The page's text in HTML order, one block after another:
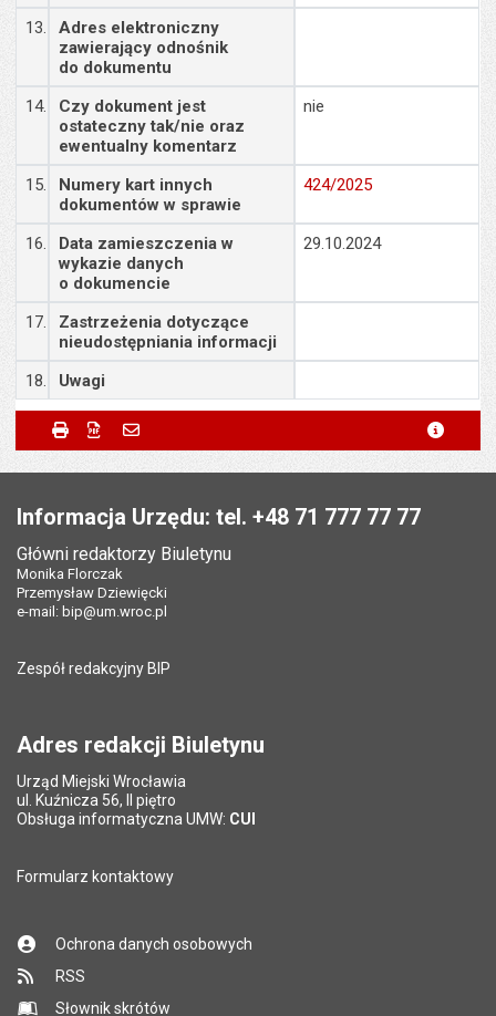
13.
Adres elektroniczny
zawierający odnośnik
do dokumentu
14.
Czy dokument jest
ostateczny tak/nie oraz
ewentualny komentarz
nie
15.
Numery kart innych
dokumentów w sprawie
424/2025
16.
Data zamieszczenia w
wykazie danych
o dokumencie
29.10.2024
17.
Zastrzeżenia dotyczące
nieudostępniania informacji
18.
Uwagi
Metryczka
Odpowiedzialny za treść:
Małgorzata Demianowicz
Liczba wyświetleń:
Powiadom znajomego
Powiadom znajomego
Twoje imię i nazwisko
Twój adres e-mail Pole wymagane
Tytuł e-mailaPole wymagane
*
Adres e-mail znajomego
Pytanie antyspamowe
*
Pole wymagane
Drukuj Zapisz do PDF
Informacja Urzędu: tel. +48 71 777 77 77
Główni redaktorzy Biuletynu
Monika Florczak
Przemysław Dziewięcki
e-mail: bip@um.wroc.pl
Zespół redakcyjny BIP
Adres redakcji Biuletynu
Urząd Miejski Wrocławia
ul. Kuźnicza 56, II piętro
Obsługa informatyczna UMW: CUI
Formularz kontaktowy
Ochrona danych osobowych
RSS
Słownik skrótów